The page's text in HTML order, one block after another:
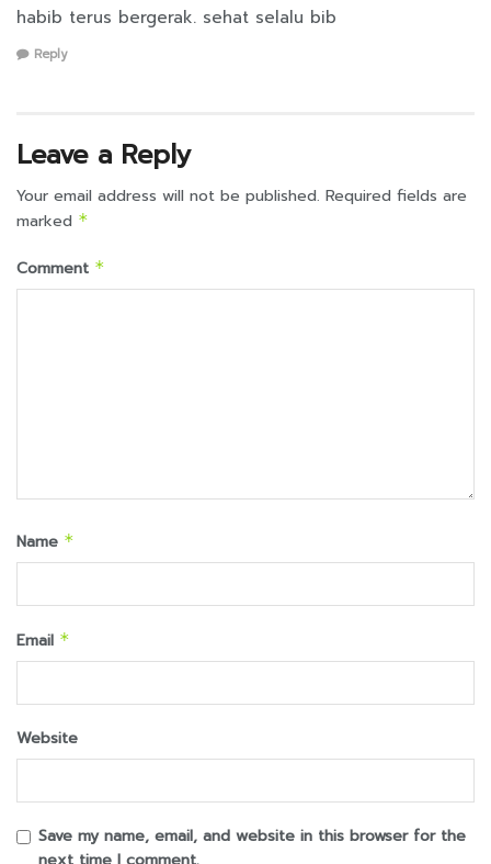
habib terus bergerak. sehat selalu bib
Reply
Leave a Reply
Your email address will not be published. Required fields are
marked *
Comment *
Name *
Email *
Website
Save my name, email, and website in this browser for the